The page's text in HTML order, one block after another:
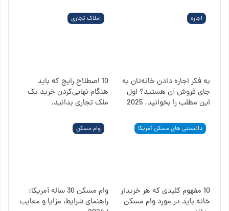
اجاره
به فکر اجاره دادن خانه‌تان به
جای فروش آن هستید؟ اول
این مطلب را بخوانید. 2025
املاک تجاری
10 اصطلاح رایج که باید
هنگام نهایی‌کردن خرید یک
ملک تجاری بدانید.
دانستنی های مسکن آمریکا
10 مفهوم کلیدی که هر خریدار
خانه باید در مورد وام مسکن
وام مسکن
وام مسکن 30 ساله آمریکا:
راهنمای شرایط، مزایا و معایب